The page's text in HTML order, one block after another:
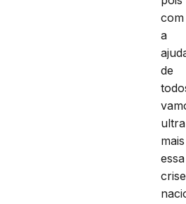
com
a
de
mais
essa
crise